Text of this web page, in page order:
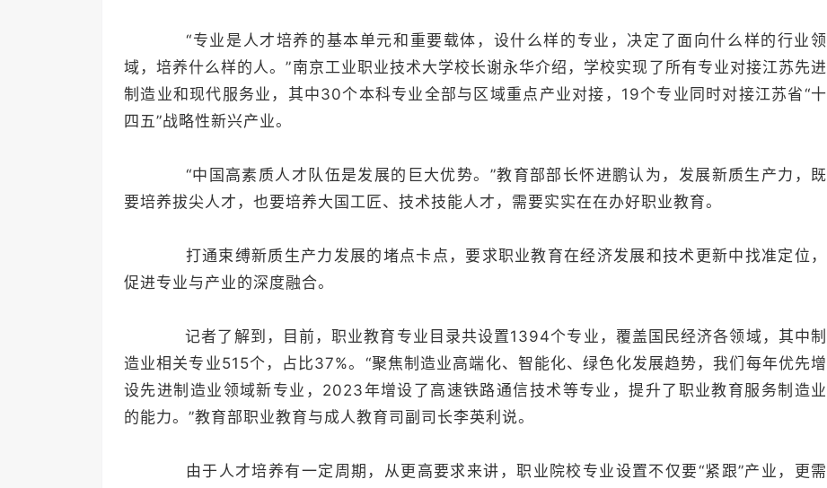
“专业是人才培养的基本单元和重要载体，设什么样的专业，决定了面向什么样的行业领
域，培养什么样的人。”南京工业职业技术大学校长谢永华介绍，学校实现了所有专业对接江苏先进
制造业和现代服务业，其中30个本科专业全部与区域重点产业对接，19个专业同时对接江苏省“十
四五”战略性新兴产业。
“中国高素质人才队伍是发展的巨大优势。”教育部部长怀进鹏认为，发展新质生产力，既
要培养拔尖人才，也要培养大国工匠、技术技能人才，需要实实在在办好职业教育。
打通束缚新质生产力发展的堵点卡点，要求职业教育在经济发展和技术更新中找准定位，
促进专业与产业的深度融合。
记者了解到，目前，职业教育专业目录共设置1394个专业，覆盖国民经济各领域，其中制
造业相关专业515个，占比37%。“聚焦制造业高端化、智能化、绿色化发展趋势，我们每年优先增
设先进制造业领域新专业，2023年增设了高速铁路通信技术等专业，提升了职业教育服务制造业
的能力。”教育部职业教育与成人教育司副司长李英利说。
由于人才培养有一定周期，从更高要求来讲，职业院校专业设置不仅要“紧跟”产业，更需